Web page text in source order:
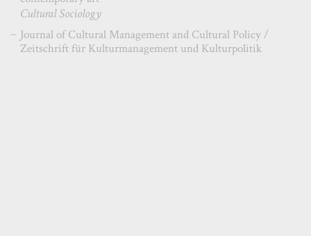
Cultural Sociology
Journal of Cultural Management and Cultural Policy /
Zeitschrift für Kulturmanagement und Kulturpolitik